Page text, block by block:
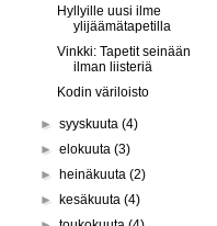
Hyllyille uusi ilme
ylijäämätapetilla
Vinkki: Tapetit seinään
ilman liisteriä
Kodin väriloisto
►syyskuuta(4)
►elokuuta(3)
► heinäkuuta(2)
► kesäkuuta(4)